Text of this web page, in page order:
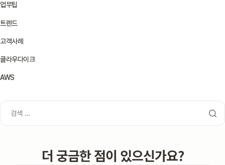
업무팁
트렌드
고객사례
클라우다이크
AWS
더 궁금한 점이 있으신가요?